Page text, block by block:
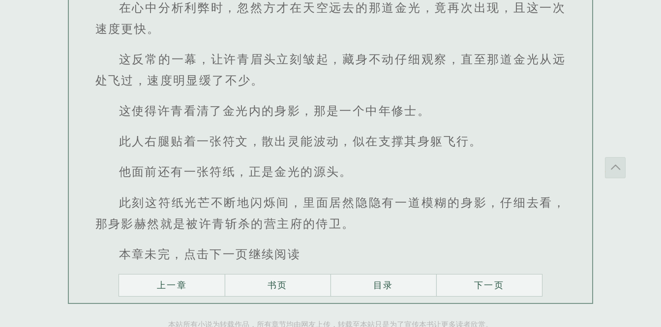
在心中分析利弊时，忽然方才在天空远去的那道金光，竟再次出现，且这一次
速度更快。
这反常的一幕，让许青眉头立刻皱起，藏身不动仔细观察，直至那道金光从远
处飞过，速度明显缓了不少。
这使得许青看清了金光内的身影，那是一个中年修士。
此人右腿贴着一张符文，散出灵能波动，似在支撑其身躯飞行。
他面前还有一张符纸，正是金光的源头。
此刻这符纸光芒不断地闪烁间，里面居然隐隐有一道模糊的身影，仔细去看，
那身影赫然就是被许青斩杀的营主府的侍卫。
本章未完，点击下一页继续阅读
上一章 书页 目录 下一页
本站所有小说为转载作品，所有章节均由网友上传，转载至本站只是为了宣传本书让更多读者欣赏。